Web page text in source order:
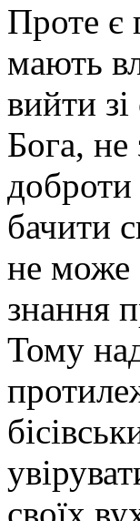
Проте є
мають
вийти
Бога, не
доброти
бачити
не може
знання
Тому
своїх